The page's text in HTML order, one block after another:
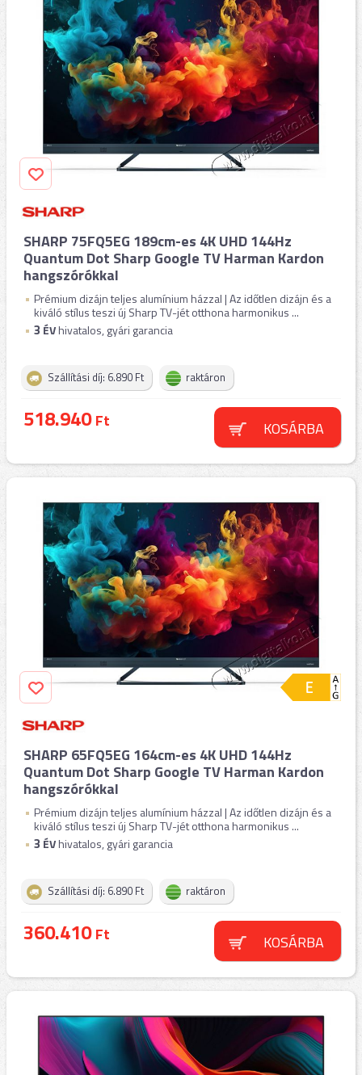
SHARP 75FQ5EG 189cm-es 4K UHD 144Hz
Quantum Dot Sharp Google TV Harman Kardon
hangszórókkal
Prémium dizájn teljes alumínium házzal | Az időtlen dizájn és a
kiváló stílus teszi új Sharp TV-jét otthona harmonikus ...
3 ÉVhivatalos, gyári garancia
Szállítási díj: 6.890 Ft raktáron
518.940Ft KOSÁRBA
SHARP 65FQ5EG 164cm-es 4K UHD 144Hz
Quantum Dot Sharp Google TV Harman Kardon
hangszórókkal
Prémium dizájn teljes alumínium házzal | Az időtlen dizájn és a
kiváló stílus teszi új Sharp TV-jét otthona harmonikus ...
3 ÉVhivatalos, gyári garancia
Szállítási díj: 6.890 Ft raktáron
360.410Ft KOSÁRBA